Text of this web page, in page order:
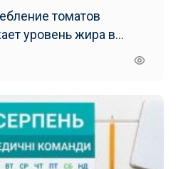
томатов
уровень жира в
нового исследования